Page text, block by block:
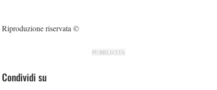
Riproduzione riservata ©
PUBBLICITÀ
Condividi su